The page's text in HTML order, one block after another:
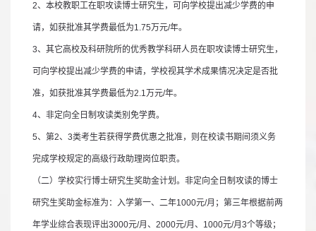
2、本校教职工在职攻读博士研究生，可向学校提出减少学费的申
请，如获批准其学费最低为1.75万元/年。
3、其它高校及科研院所的优秀教学科研人员在职攻读博士研究生，
可向学校提出减少学费的申请，学校视其学术成果情况决定是否批
准，如获批准其学费最低为2.1万元/年。
4、非定向全日制攻读类别免学费。
5、第2、3类考生若获得学费优惠之批准，则在校读书期间须义务
完成学校规定的高级行政助理岗位职责。
（二）学校实行博士研究生奖助金计划。非定向全日制攻读的博士
研究生奖助金标准为：入学第一、二年1000元/月；第三年根据前两
年学业综合表现评出3000元/月、2000元/月、 1000元/月3个等级；